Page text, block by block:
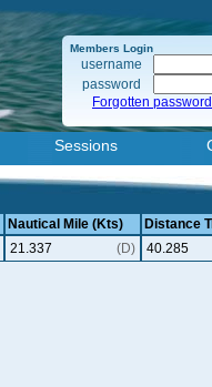
Members Login
username
password
Forgotten
Sessions
Nautical Mile (Kts)
Distance
21.337 (D) 40.285